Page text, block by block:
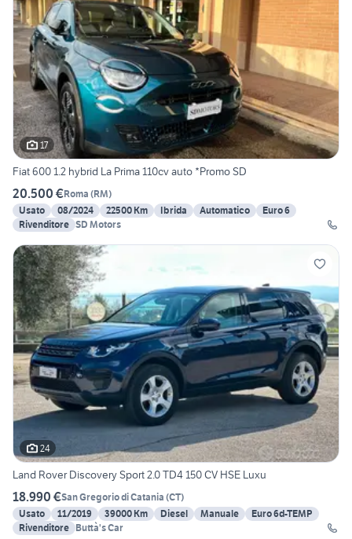
17
Fiat 600 1.2 hybrid La Prima 110cv auto *Promo SD
20.500 €Roma (RM)
Usato
08/2024 22500 Km Ibrida Automatico
Euro 6
Rivenditore SD Motors
24
Land Rover Discovery Sport 2.0 TD4 150 CV HSE Luxu
18.990 €San Gregorio di Catania (CT)
Usato
11/2019 39000 Km Diesel Manuale
Euro 6d-TEMP
Rivenditore Buttà's Car